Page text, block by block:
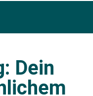
Dein